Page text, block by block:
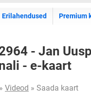
Erilahendused Premium
- Jan
- e-kaart
» Videod » Saada kaart